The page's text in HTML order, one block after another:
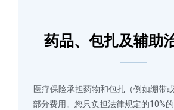
药品、包扎及辅助
医疗保险承担药物和包扎（例如绷带
部分费用。您只负担法律规定的10%